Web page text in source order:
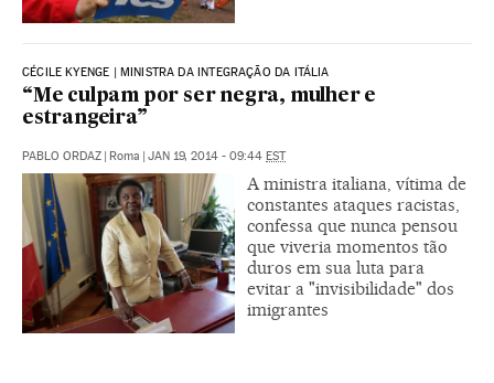
CÉCILE KYENGE | MINISTRA DA INTEGRAÇÃO DA ITÁLIA
“Me culpam por ser negra, mulher e
estrangeira”
PABLO ORDAZ | Roma | JAN 19, 2014 - 09:44 EST
A ministra italiana, vítima de
constantes ataques racistas,
confessa que nunca pensou
que viveria momentos tão
duros em sua luta para
evitar a "invisibilidade" dos
imigrantes